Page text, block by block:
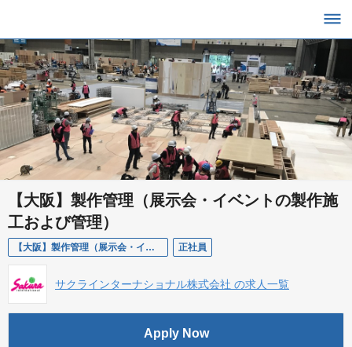
【大阪】製作管理（展示会・イベントの製作施
工および管理）
【大阪】製作管理（展示会・イベントの製作施工および管理） 正社員
サクラインターナショナル株式会社 の求人一覧
Apply Now